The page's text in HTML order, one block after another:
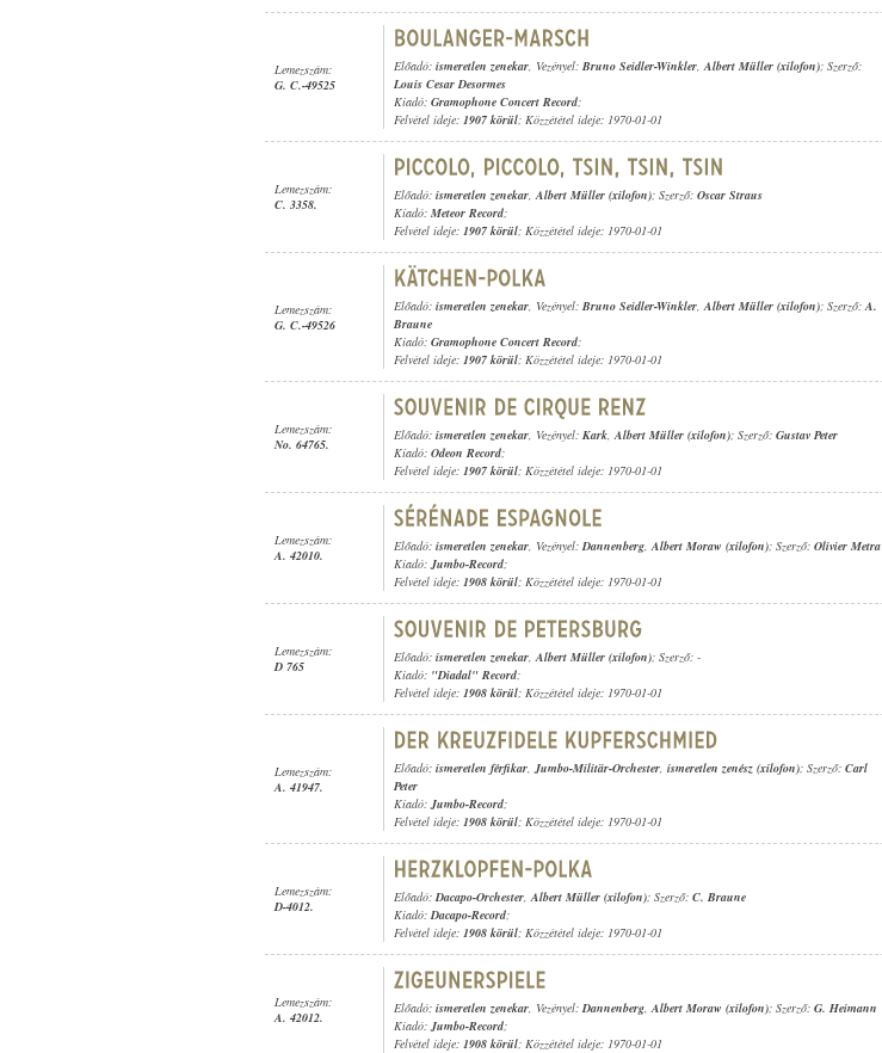
Lemezszám:
G. C.-49525
Előadó: ismeretlen zenekar, Vezényel: Bruno Seidler-Winkler,Albert Müller (xilofon); Szerző:
Louis Cesar Desormes
Kiadó: Gramophone Concert Record;
Felvétel ideje: 1907 körül; Közzététel ideje: 1970-01-01
Lemezszám:
C. 3358.
Előadó: ismeretlen zenekar,Albert Müller (xilofon); Szerző: Oscar Straus
Kiadó: Meteor Record;
Felvétel ideje: 1907 körül; Közzététel ideje: 1970-01-01
Lemezszám:
G. C.-49526
Előadó: ismeretlen zenekar, Vezényel: Bruno Seidler-Winkler,Albert Müller (xilofon); Szerző:A.
Braune
Kiadó: Gramophone Concert Record;
Felvétel ideje: 1907 körül; Közzététel ideje: 1970-01-01
Lemezszám:
No. 64765.
Előadó: ismeretlen zenekar, Vezényel: Kark,Albert Müller (xilofon); Szerző: Gustav Peter
Kiadó: Odeon Record;
Felvétel ideje: 1907 körül; Közzététel ideje: 1970-01-01
Lemezszám:
A. 42010.
Előadó: ismeretlen zenekar, Vezényel:Dannenberg,Albert Moraw (xilofon); Szerző: Olivier Metra
Kiadó:Jumbo-Record;
Felvétel ideje: 1908 körül; Közzététel ideje: 1970-01-01
Lemezszám:
D 765
Előadó: ismeretlen zenekar,Albert Müller (xilofon); Szerző: -
Kiadó: "Diadal" Record;
Felvétel ideje: 1908 körül; Közzététel ideje: 1970-01-01
Lemezszám:
A. 41947.
Előadó: ismeretlen férfikar,Jumbo-Militär-Orchester, ismeretlen zenész (xilofon); Szerző: Carl
Peter
Kiadó:Jumbo-Record;
Felvétel ideje: 1908 körül; Közzététel ideje: 1970-01-01
Lemezszám:
D-4012.
Előadó:Dacapo-Orchester,Albert Müller (xilofon); Szerző: C. Braune
Kiadó:Dacapo-Record;
Felvétel ideje: 1908 körül; Közzététel ideje: 1970-01-01
Lemezszám:
A. 42012.
Előadó: ismeretlen zenekar, Vezényel:Dannenberg,Albert Moraw (xilofon); Szerző: G. Heimann
Kiadó:Jumbo-Record;
Felvétel ideje: 1908 körül; Közzététel ideje: 1970-01-01